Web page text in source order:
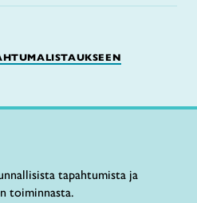
tapahtumista ja
toiminnasta.